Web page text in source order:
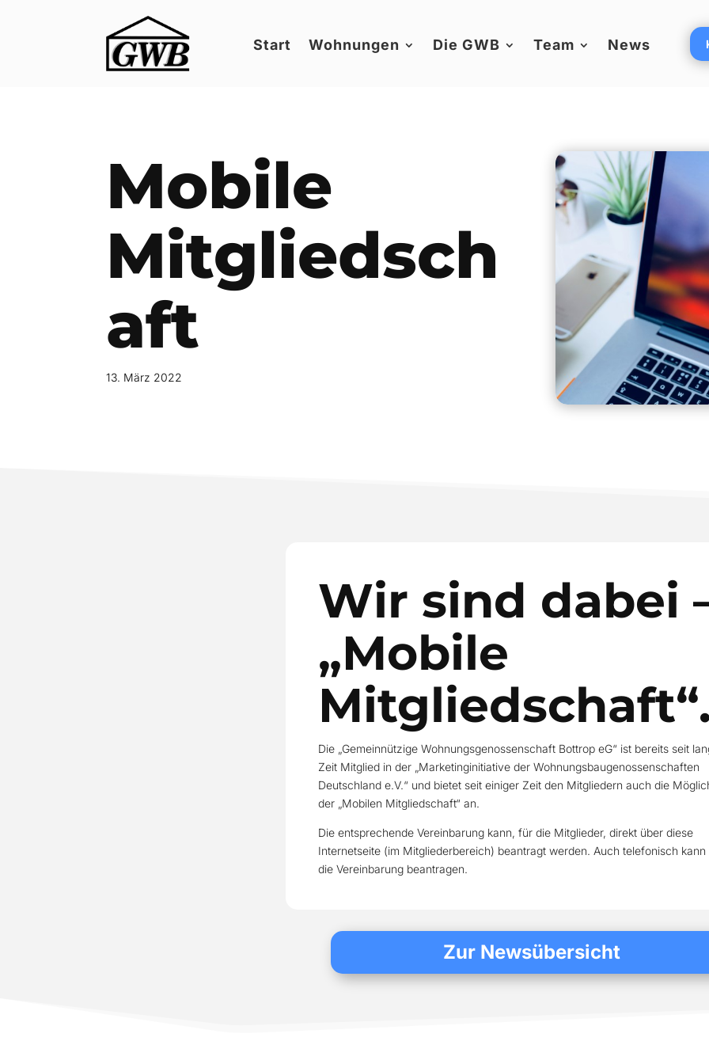
Start Wohnungen Die GWB Team News
Mobile
Mitgliedsch
aft
13. März 2022
Wir sind dabei
„Mobile
Die „Gemeinnützige Wohnungsgenossenschaft Bottrop eG“ ist bereits seit
Zeit Mitglied in der „Marketinginitiative der Wohnungs­bau­genossen­schaften
Deutschland e.V.“ und bietet seit einiger Zeit den Mitgliedern auch die
der „Mobilen Mitgliedschaft“ an.
Die entsprechende Vereinbarung kann, für die Mitglieder, direkt über diese
Internetseite (im Mitgliederbereich) beantragt werden. Auch telefonisch kann
die Vereinbarung beantragen.
Zur Newsübersicht